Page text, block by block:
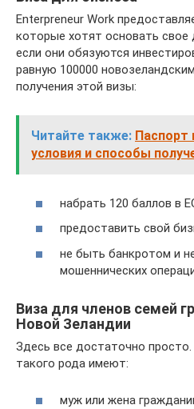
Enterpreneur Work
которые хотят основать свое
если они обязуются
равную 100000
получения этой визы:
Читайте также: Паспорт
условия и способы
набрать 120 баллов в
предоставить свой
не быть банкротом и
мошеннических
Виза для членов семей
Новой Зеландии
Здесь все достаточно
такого рода имеют:
муж или жена